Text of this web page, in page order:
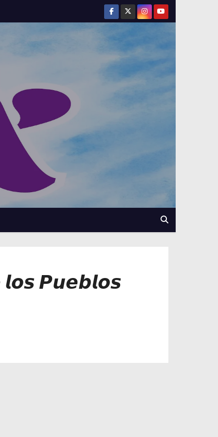
𝙋𝙪𝙚𝙗𝙡𝙤𝙨